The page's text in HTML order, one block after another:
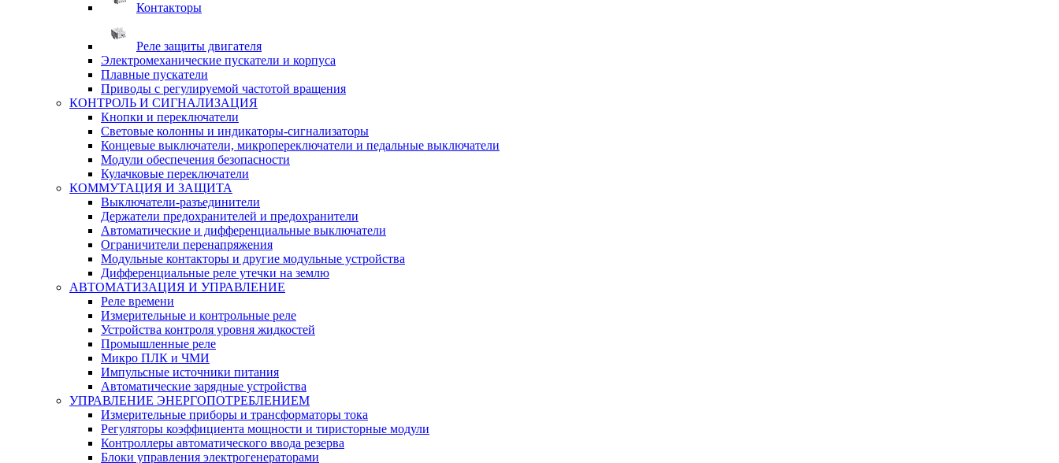
Контакторы
Реле защиты двигателя
Электромеханические пускатели и корпуса
Плавные пускатели
Приводы с регулируемой частотой вращения
КОНТРОЛЬ И СИГНАЛИЗАЦИЯ
Кнопки и переключатели
Световые колонны и индикаторы-сигнализаторы
Концевые выключатели, микропереключатели и педальные выключатели
Модули обеспечения безопасности
Кулачковые переключатели
КОММУТАЦИЯ И ЗАЩИТА
Выключатели-разъединители
Держатели предохранителей и предохранители
Автоматические и дифференциальные выключатели
Ограничители перенапряжения
Модульные контакторы и другие модульные устройства
Дифференциальные реле утечки на землю
АВТОМАТИЗАЦИЯ И УПРАВЛЕНИЕ
Реле времени
Измерительные и контрольные реле
Устройства контроля уровня жидкостей
Промышленные реле
Микро ПЛК и ЧМИ
Импульсные источники питания
Автоматические зарядные устройства
УПРАВЛЕНИЕ ЭНЕРГОПОТРЕБЛЕНИЕМ
Измерительные приборы и трансформаторы тока
Регуляторы коэффициента мощности и тиристорные модули
Контроллеры автоматического ввода резерва
Блоки управления электрогенераторами